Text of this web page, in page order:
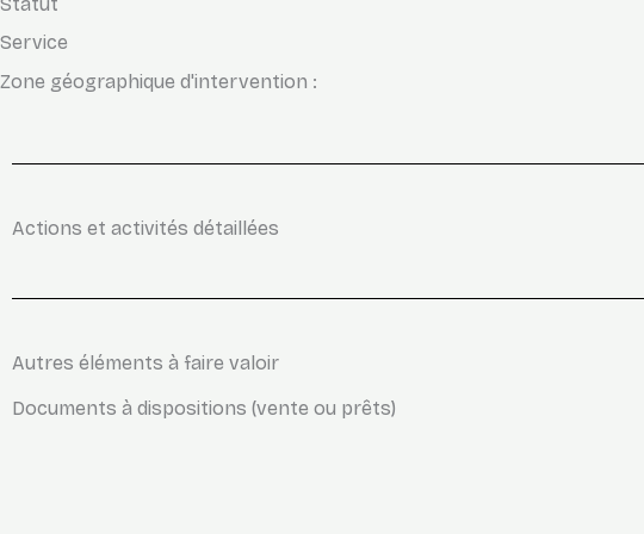
Service
Zone géographique d'intervention :
Actions et activités détaillées
Autres éléments à faire valoir
Documents à dispositions (vente ou prêts)